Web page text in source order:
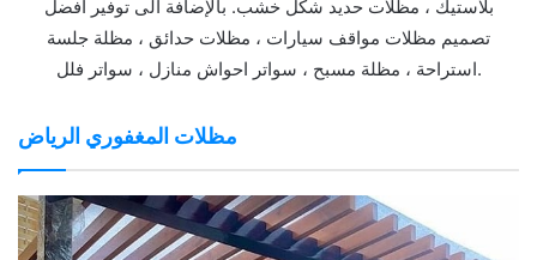
بلاستيك ، مظلات حديد شكل خشب. بالإضافة الى توفير افضل
تصميم مظلات مواقف سيارات ، مظلات حدائق ، مظلة جلسة
استراحة ، مظلة مسبح ، سواتر احواش منازل ، سواتر فلل.
مظلات المغفوري الرياض